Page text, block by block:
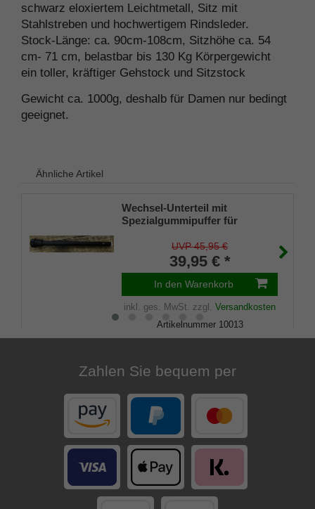
schwarz eloxiertem Leichtmetall, Sitz mit
Stahlstreben und hochwertigem Rindsleder.
Stock-Länge: ca. 90cm-108cm, Sitzhöhe ca. 54
cm- 71 cm, belastbar bis 130 Kg Körpergewicht
ein toller, kräftiger Gehstock und Sitzstock
Gewicht ca. 1000g, deshalb für Damen nur bedingt
geeignet.
Ähnliche Artikel
Wechsel-Unterteil mit
Spezialgummipuffer für
LEATHERMAN und 50302
PRAKTUS geeignet
UVP 45,95 €
39,95 € *
In den Warenkorb
inkl. ges. MwSt. zzgl. Versandkosten
Artikelnummer 10013
Merkliste
Zahlen Sie bequem per